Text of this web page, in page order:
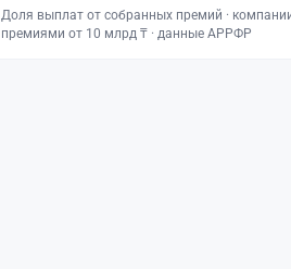
Доля выплат от собранных премий ·
премиями от 10 млрд ₸ · данные АРРФР